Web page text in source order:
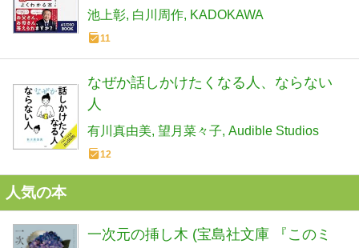
くわかる本
池上彰 白川周作 KADOKAWA
11
なぜか話しかけたくなる人、ならない
人
有川真由美 望月菜々子 Audible Studios
12
人気の本
一次元の挿し木 (宝島社文庫 『このミ